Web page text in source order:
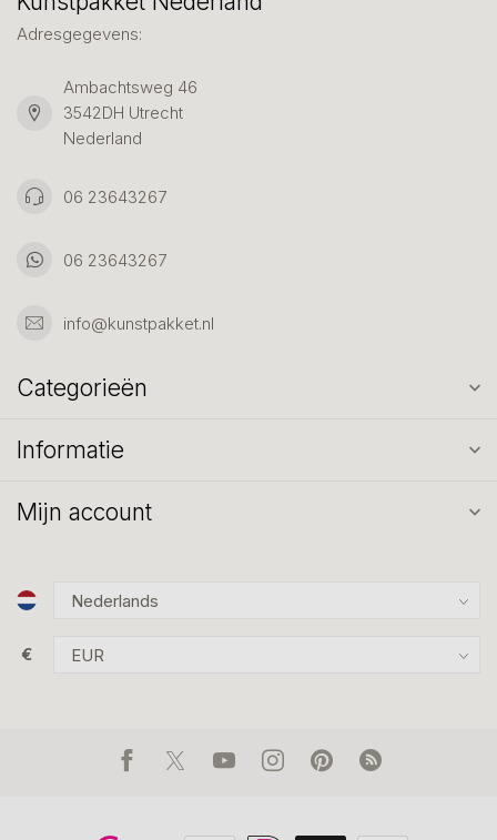
Adresgegevens:
Ambachtsweg 46
3542DH Utrecht
Nederland
06 23643267
06 23643267
info@kunstpakket.nl
Categorieën
Informatie
Mijn account
€